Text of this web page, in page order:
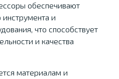
обеспечивают
инструмента и
что способствует
и качества
материалам и